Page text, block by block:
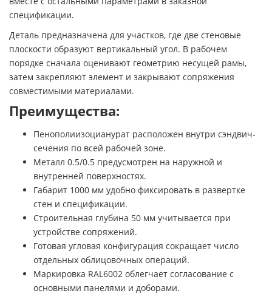
спецификации.
Деталь предназначена для участков, где две стеновые
плоскости образуют вертикальный угол. В рабочем
порядке сначала оценивают геометрию несущей рамы,
затем закрепляют элемент и закрывают сопряжения
совместимыми материалами.
Преимущества:
Пенополиизоцианурат расположен внутри сэндвич-
сечения по всей рабочей зоне.
Металл 0.5/0.5 предусмотрен на наружной и
внутренней поверхностях.
Габарит 1000 мм удобно фиксировать в развертке
стен и спецификации.
Строительная глубина 50 мм учитывается при
устройстве сопряжений.
Готовая угловая конфигурация сокращает число
отдельных облицовочных операций.
Маркировка RAL6002 облегчает согласование с
основными панелями и доборами.